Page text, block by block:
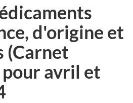
d'origine et
(Carnet
avril et